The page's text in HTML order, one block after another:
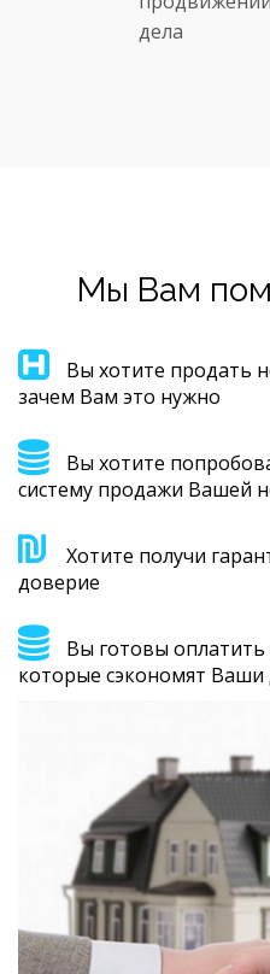
дела
Мы Вам
Вы хотите продать
зачем Вам это нужно
Вы хотите
систему продажи Вашей
Хотите получи
доверие
Вы готовы оплатить
которые сэкономят Ваши